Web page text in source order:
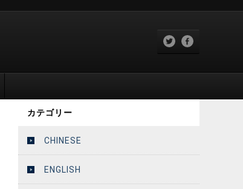
カテゴリー
CHINESE
ENGLISH